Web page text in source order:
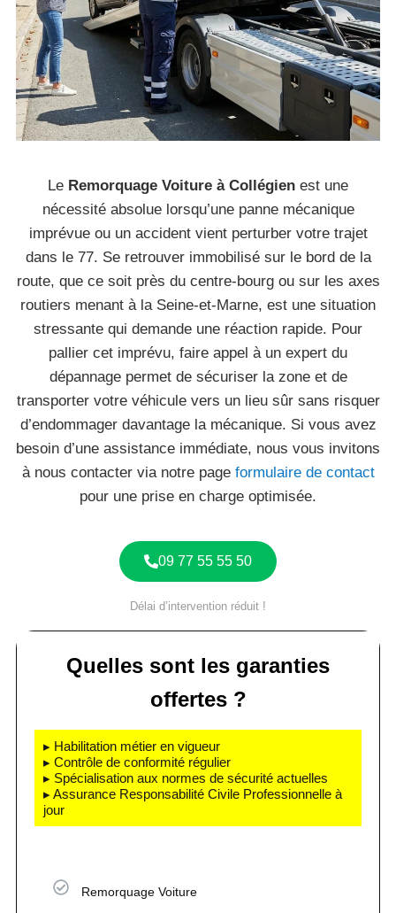
Le Remorquage Voiture à Collégien est une
nécessité absolue lorsqu’une panne mécanique
imprévue ou un accident vient perturber votre trajet
dans le 77. Se retrouver immobilisé sur le bord de la
route, que ce soit près du centre-bourg ou sur les axes
routiers menant à la Seine-et-Marne, est une situation
stressante qui demande une réaction rapide. Pour
pallier cet imprévu, faire appel à un expert du
dépannage permet de sécuriser la zone et de
transporter votre véhicule vers un lieu sûr sans risquer
d’endommager davantage la mécanique. Si vous avez
besoin d’une assistance immédiate, nous vous invitons
à nous contacter via notre page formulaire de contact
pour une prise en charge optimisée.
09 77 55 55 50
Délai d’intervention réduit !
Quelles sont les garanties
offertes ?
▸ Habilitation métier en vigueur
▸ Contrôle de conformité régulier
▸ Spécialisation aux normes de sécurité actuelles
▸ Assurance Responsabilité Civile Professionnelle à
jour
Remorquage Voiture